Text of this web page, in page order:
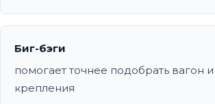
Биг-бэги
помогает точнее подобрать вагон
крепления